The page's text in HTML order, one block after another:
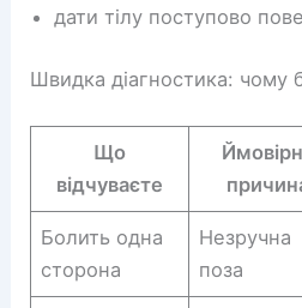
дати тілу поступово
Швидка діагностика: чому
Що
відчуваєте
Болить одна
сторона
Незручна
поза